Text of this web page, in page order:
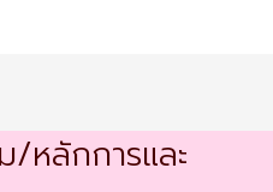
/หลักการและ